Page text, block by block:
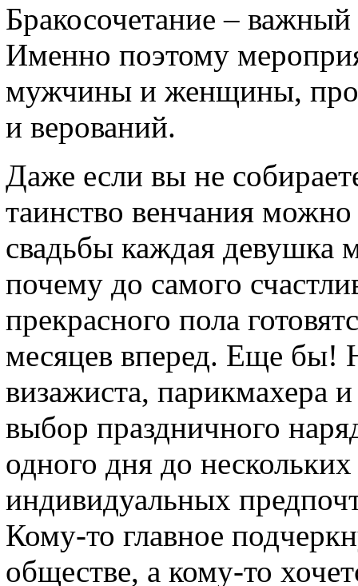
Бракосочетание –
Именно поэтому
мужчины и женщины,
и верований.
Даже если вы не
таинство венчания
свадьбы каждая девушка
почему до самого
прекрасного пола
месяцев вперед. Еще бы!
визажиста, парикмахера
выбор праздничного
одного дня до
индивидуальных
Кому-то главное
обществе, а кому-то